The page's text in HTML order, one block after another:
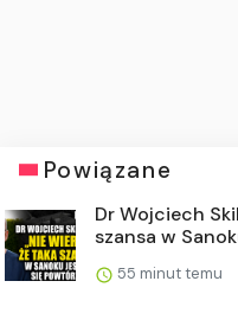
Powiązane
Dr Wojciech
szansa w
55 minut temu